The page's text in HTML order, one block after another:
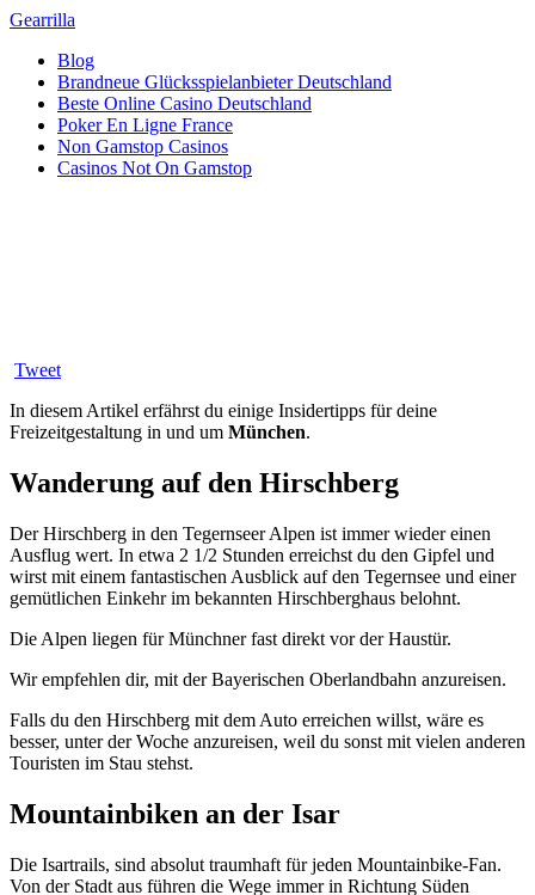
Gearrilla
Blog
Brandneue Glücksspielanbieter Deutschland
Beste Online Casino Deutschland
Poker En Ligne France
Non Gamstop Casinos
Casinos Not On Gamstop
Tweet
In diesem Artikel erfährst du einige Insidertipps für deine
Freizeitgestaltung in und um München.
Wanderung auf den Hirschberg
Der Hirschberg in den Tegernseer Alpen ist immer wieder einen
Ausflug wert. In etwa 2 1/2 Stunden erreichst du den Gipfel und
wirst mit einem fantastischen Ausblick auf den Tegernsee und einer
gemütlichen Einkehr im bekannten Hirschberghaus belohnt.
Die Alpen liegen für Münchner fast direkt vor der Haustür.
Wir empfehlen dir, mit der Bayerischen Oberlandbahn anzureisen.
Falls du den Hirschberg mit dem Auto erreichen willst, wäre es
besser, unter der Woche anzureisen, weil du sonst mit vielen anderen
Touristen im Stau stehst.
Mountainbiken an der Isar
Die Isartrails, sind absolut traumhaft für jeden Mountainbike-Fan.
Von der Stadt aus führen die Wege immer in Richtung Süden